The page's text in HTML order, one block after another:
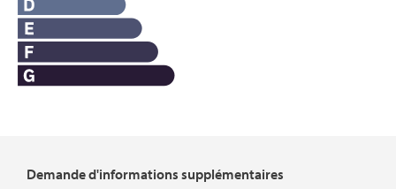
Demande d'informations supplémentaires